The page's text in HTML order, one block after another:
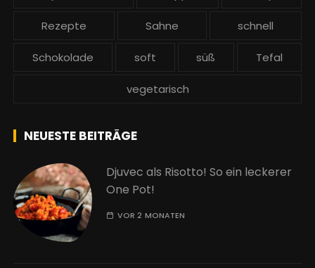
Rezepte Sahne schnell
Schokolade soft süß Tefal
vegetarisch
NEUESTE BEITRÄGE
Djuvec als Risotto! So ein leckerer
One Pot!
VOR 2 MONATEN